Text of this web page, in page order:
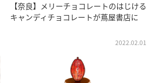
【奈良】メリーチョコレートのはじける
キャンディチョコレートが蔦屋書店に
2022.02.01